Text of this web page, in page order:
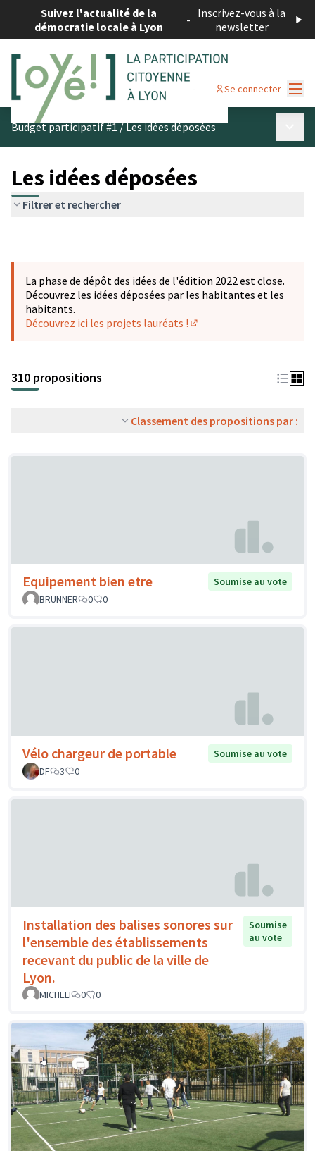
Suivez l'actualité de la
démocratie locale à Lyon
- Inscrivez-vous à la
newsletter
Se connecter
Budget participatif #1/Les idées déposées
Les idées déposées
Filtrer et rechercher
La phase de dépôt des idées de l'édition 2022 est close.
Découvrez les idées déposées par les habitantes et les
habitants.
Découvrez ici les projets lauréats !
310 propositions
Classement des propositions par :
Equipement bien etre
Soumise au vote
BRUNNER
0 0
Vélo chargeur de portable
Soumise au vote
DF
3 0
Installation des balises sonores sur
l'ensemble des établissements
recevant du public de la ville de
Lyon.
Soumise
au vote
MICHELI 0 0